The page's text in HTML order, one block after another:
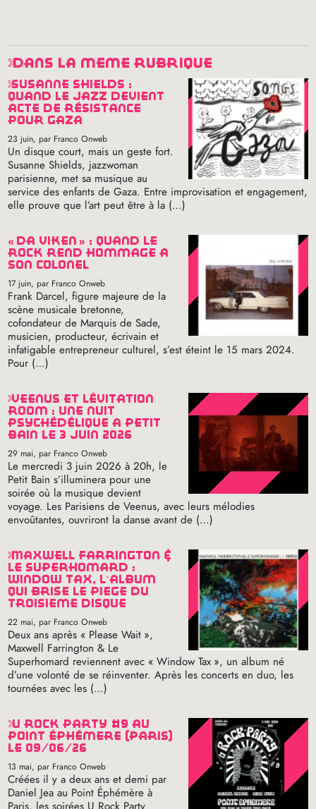
dans la même rubrique
susanne shields :
quand le jazz devient
acte de résistance
pour gaza
23 juin, par Franco Onweb
Un disque court, mais un geste fort.
Susanne Shields, jazzwoman
parisienne, met sa musique au
service des enfants de Gaza. Entre improvisation et engagement,
elle prouve que l’art peut être à la (…)
« da viken » : quand le
rock rend hommage à
son colonel
17 juin, par Franco Onweb
Frank Darcel, figure majeure de la
scène musicale bretonne,
cofondateur de Marquis de Sade,
musicien, producteur, écrivain et
infatigable entrepreneur culturel, s’est éteint le 15 mars 2024.
Pour (…)
veenus et lévitation
room : une nuit
psychédélique à petit
bain le 3 juin 2026
29 mai, par Franco Onweb
Le mercredi 3 juin 2026 à 20h, le
Petit Bain s’illuminera pour une
soirée où la musique devient
voyage. Les Parisiens de Veenus, avec leurs mélodies
envoûtantes, ouvriront la danse avant de (…)
maxwell farrington &
le superhomard :
window tax, l’album
qui brise le piège du
troisième disque
22 mai, par Franco Onweb
Deux ans après « Please Wait »,
Maxwell Farrington & Le
Superhomard reviennent avec « Window Tax », un album né
d’une volonté de se réinventer. Après les concerts en duo, les
tournées avec les (…)
u rock party #9 au
point éphémère (paris)
le 09/06/26
13 mai, par Franco Onweb
Créées il y a deux ans et demi par
Daniel Jea au Point Éphémère à